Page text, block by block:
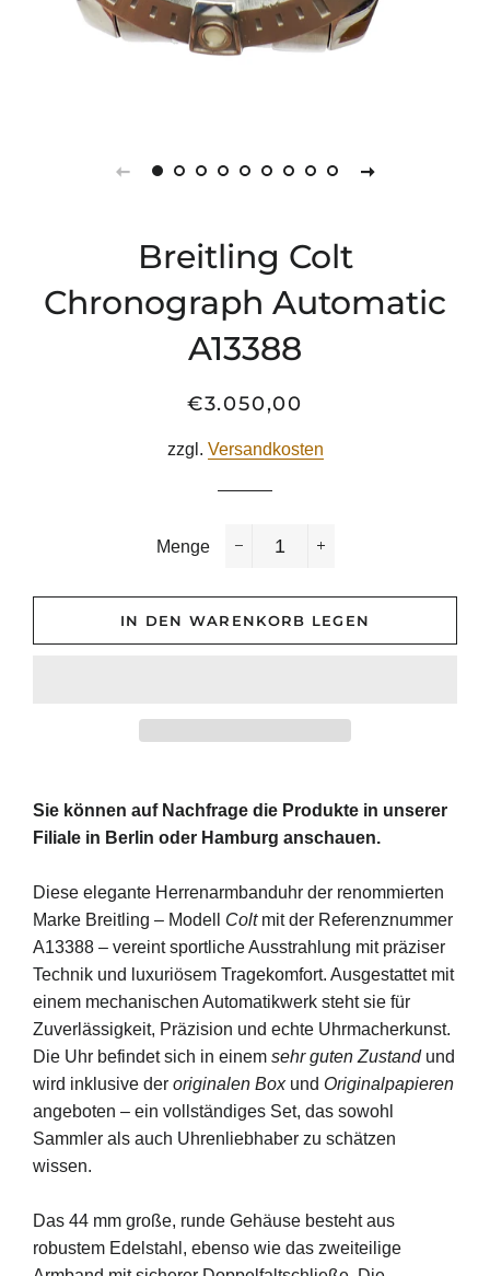
Breitling Colt
Chronograph Automatic
A13388
Normaler
Sonderpreis
€3.050,00
zzgl. Versandkosten
Menge
IN DEN WARENKORB LEGEN
Sie können auf Nachfrage die Produkte in unserer
Filiale in Berlin oder Hamburg anschauen.
Diese elegante Herrenarmbanduhr der renommierten
Marke Breitling – Modell Coltmit der Referenznummer
A13388 – vereint sportliche Ausstrahlung mit präziser
Technik und luxuriösem Tragekomfort. Ausgestattet mit
einem mechanischen Automatikwerk steht sie für
Zuverlässigkeit, Präzision und echte Uhrmacherkunst.
Die Uhr befindet sich in einem sehr guten Zustandund
wird inklusive der originalen Boxund Originalpapieren
angeboten – ein vollständiges Set, das sowohl
Sammler als auch Uhrenliebhaber zu schätzen
wissen.
Das 44 mm große, runde Gehäuse besteht aus
robustem Edelstahl, ebenso wie das zweiteilige